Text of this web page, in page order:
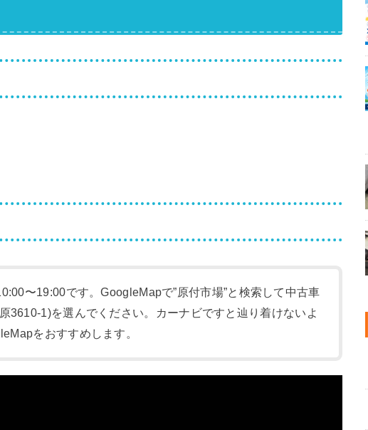
〜19:00です。GoogleMapで”原付市場”と検索して中古車
3610-1)を選んでください。カーナビですと辿り着けないよ
をおすすめします。